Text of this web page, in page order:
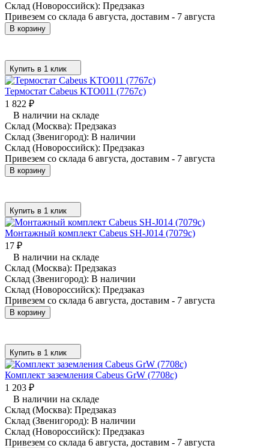
Склад (Новороссийск): Предзаказ
Привезем со склада 6 августа, доставим - 7 августа
В корзину
Купить в 1 клик
Термостат Cabeus KTO011 (7767c)
1 822 ₽
В наличии на складе
Склад (Москва): Предзаказ
Склад (Звенигород): В наличии
Склад (Новороссийск): Предзаказ
Привезем со склада 6 августа, доставим - 7 августа
В корзину
Купить в 1 клик
Монтажный комплект Cabeus SH-J014 (7079c)
17 ₽
В наличии на складе
Склад (Москва): Предзаказ
Склад (Звенигород): В наличии
Склад (Новороссийск): Предзаказ
Привезем со склада 6 августа, доставим - 7 августа
В корзину
Купить в 1 клик
Комплект заземления Cabeus GrW (7708c)
1 203 ₽
В наличии на складе
Склад (Москва): Предзаказ
Склад (Звенигород): В наличии
Склад (Новороссийск): Предзаказ
Привезем со склада 6 августа, доставим - 7 августа